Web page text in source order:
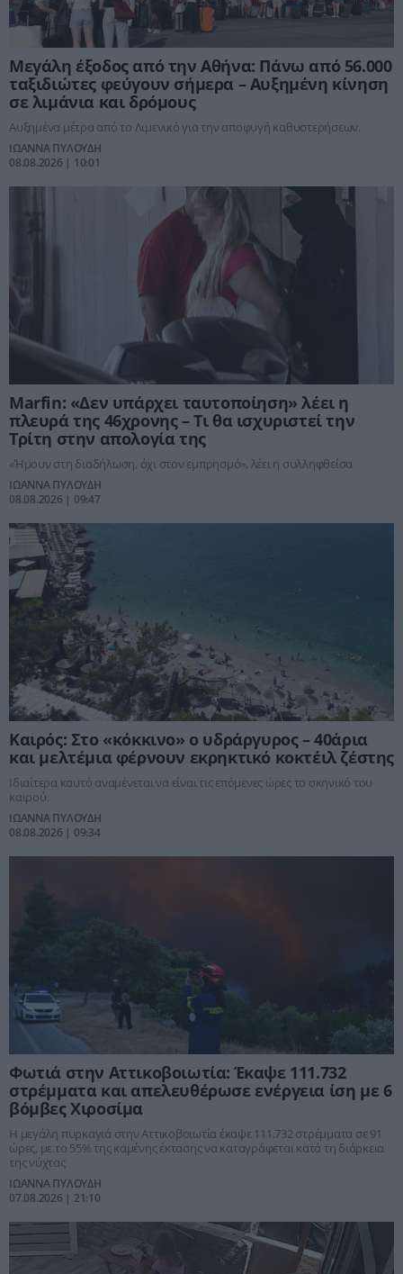
Μεγάλη έξοδος από την Αθήνα: Πάνω από 56.000
ταξιδιώτες φεύγουν σήμερα – Αυξημένη κίνηση
σε λιμάνια και δρόμους
Αυξημένα μέτρα από το Λιμενικό για την αποφυγή καθυστερήσεων.
ΙΩΑΝΝΑ ΠΥΛΟΥΔΗ
08.08.2026 | 10:01
Marfin: «Δεν υπάρχει ταυτοποίηση» λέει η
πλευρά της 46χρονης – Τι θα ισχυριστεί την
Τρίτη στην απολογία της
«Ήμουν στη διαδήλωση, όχι στον εμπρησμό», λέει η συλληφθείσα
ΙΩΑΝΝΑ ΠΥΛΟΥΔΗ
08.08.2026 | 09:47
Καιρός: Στο «κόκκινο» ο υδράργυρος – 40άρια
και μελτέμια φέρνουν εκρηκτικό κοκτέιλ ζέστης
Ιδιαίτερα καυτό αναμένεται να είναι τις επόμενες ώρες το σκηνικό του
καιρού.
ΙΩΑΝΝΑ ΠΥΛΟΥΔΗ
08.08.2026 | 09:34
Φωτιά στην Αττικοβοιωτία: Έκαψε 111.732
στρέμματα και απελευθέρωσε ενέργεια ίση με 6
βόμβες Χιροσίμα
Η μεγάλη πυρκαγιά στην Αττικοβοιωτία έκαψε 111.732 στρέμματα σε 91
ώρες, με το 55% της καμένης έκτασης να καταγράφεται κατά τη διάρκεια
της νύχτας
ΙΩΑΝΝΑ ΠΥΛΟΥΔΗ
07.08.2026 | 21:10